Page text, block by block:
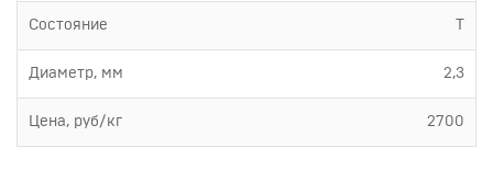
Состояние
Диаметр, мм 2,3
Цена, руб/кг 2700